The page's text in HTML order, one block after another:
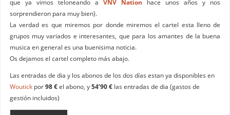
que ya vimos teloneando a VNV Nation hace unos años y nos
sorprendieron para muy bien).
La verdad es que miremos por donde miremos el cartel esta lleno de
grupos muy variados e interesantes, que para los amantes de la buena
musica en general es una buenisima noticia.
Os dejamos el cartel completo más abajo.
Las entradas de dia y los abonos de los dos días estan ya disponibles en
Woutickpor98 €el abono, y54’90 €las entradas de dia (gastos de
gestión incluidos)